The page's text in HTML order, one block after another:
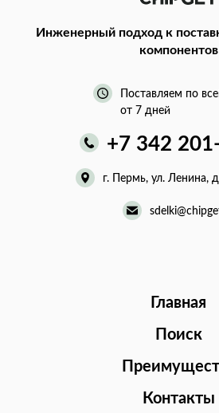
Инженерный подход к
компонентов
Поставляем по
от 7 дней
+7 342
г. Пермь, ул. Ленина,
Главная
Поиск
Контакты